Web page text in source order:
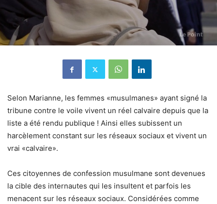
Selon Marianne, les femmes «musulmanes» ayant signé la
tribune contre le voile vivent un réel calvaire depuis que la
liste a été rendu publique ! Ainsi elles subissent un
harcèlement constant sur les réseaux sociaux et vivent un
vrai «calvaire».
Ces citoyennes de confession musulmane sont devenues
la cible des internautes qui les insultent et parfois les
menacent sur les réseaux sociaux. Considérées comme